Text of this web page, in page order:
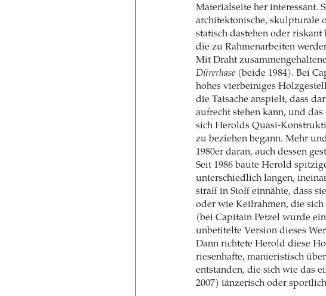
Materialseite her interessant.
architektonische, skulpturale
statisch dastehen oder
die zu Rahmenarbeiten
Mit Draht
Dürerhase(beide 1984). Bei
hohes vierbeiniges
die Tatsache anspielt, dass
aufrecht stehen kann, und
sich Herolds Quasi-
zu beziehen begann. Mehr
1980er daran, auch dessen
Seit 1986 baute Herold
unterschiedlich langen,
straff in Stoff einnähte, dass
oder wie Keilrahmen, die
(bei Capitain Petzel wurde
unbetitelte Version dieses
Dann richtete Herold diese
riesenhafte, manieristisch
entstanden, die sich wie das
2007) tänzerisch oder